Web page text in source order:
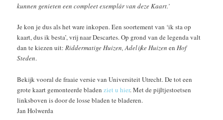
kunnen genieten een compleet exemplár van deze Kaart.’
Je kon je dus als het ware inkopen. Een soortement van ‘ik sta op
kaart, dus ik besta’, vrij naar Descartes. Op grond van de legenda valt
dan te kiezen uit:Riddermatige Huizen, Adelijke Huizenen Hof
Steden.
Bekijk vooral de fraaie versie van Universiteit Utrecht. De tot een
grote kaart gemonteerde bladenziet u hier. Met de pijltjestoetsen
linksboven is door de losse bladen te bladeren.
Jan Holwerda